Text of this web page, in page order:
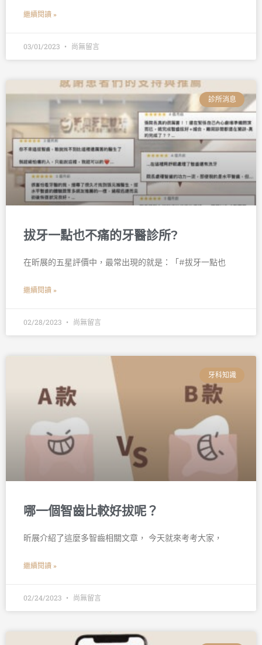
繼續閱讀 »
03/01/2023 尚無留言
診所消息
拔牙一點也不痛的牙醫診所?
在昕展的五星評價中，最常出現的就是：「#拔牙一點也
繼續閱讀 »
02/28/2023 尚無留言
牙科知識
哪一個智齒比較好拔呢？
昕展介紹了這麼多智齒相關文章， 今天就來考考大家，
繼續閱讀 »
02/24/2023 尚無留言